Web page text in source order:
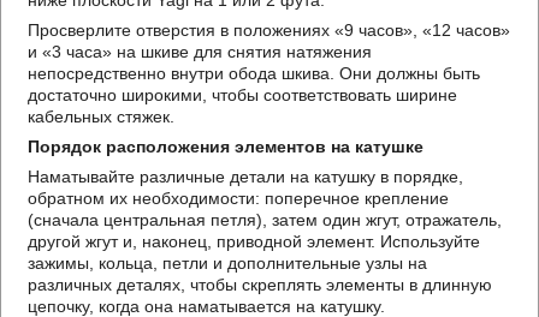
Просверлите отверстия в положениях «9 часов», «12 часов»
и «3 часа» на шкиве для снятия натяжения
непосредственно внутри обода шкива. Они должны быть
достаточно широкими, чтобы соответствовать ширине
кабельных стяжек.
Порядок расположения элементов на катушке
Наматывайте различные детали на катушку в порядке,
обратном их необходимости: поперечное крепление
(сначала центральная петля), затем один жгут, отражатель,
другой жгут и, наконец, приводной элемент. Используйте
зажимы, кольца, петли и дополнительные узлы на
различных деталях, чтобы скреплять элементы в длинную
цепочку, когда она наматывается на катушку.